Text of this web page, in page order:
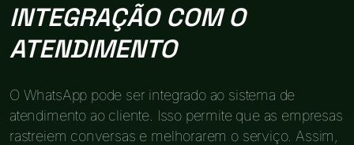
INTEGRAÇÃO COM O
ATENDIMENTO
O WhatsApp pode ser integrado ao sistema de
atendimento ao cliente. Isso permite que as empresas
rastreiem conversas e melhorarem o serviço. Assim,